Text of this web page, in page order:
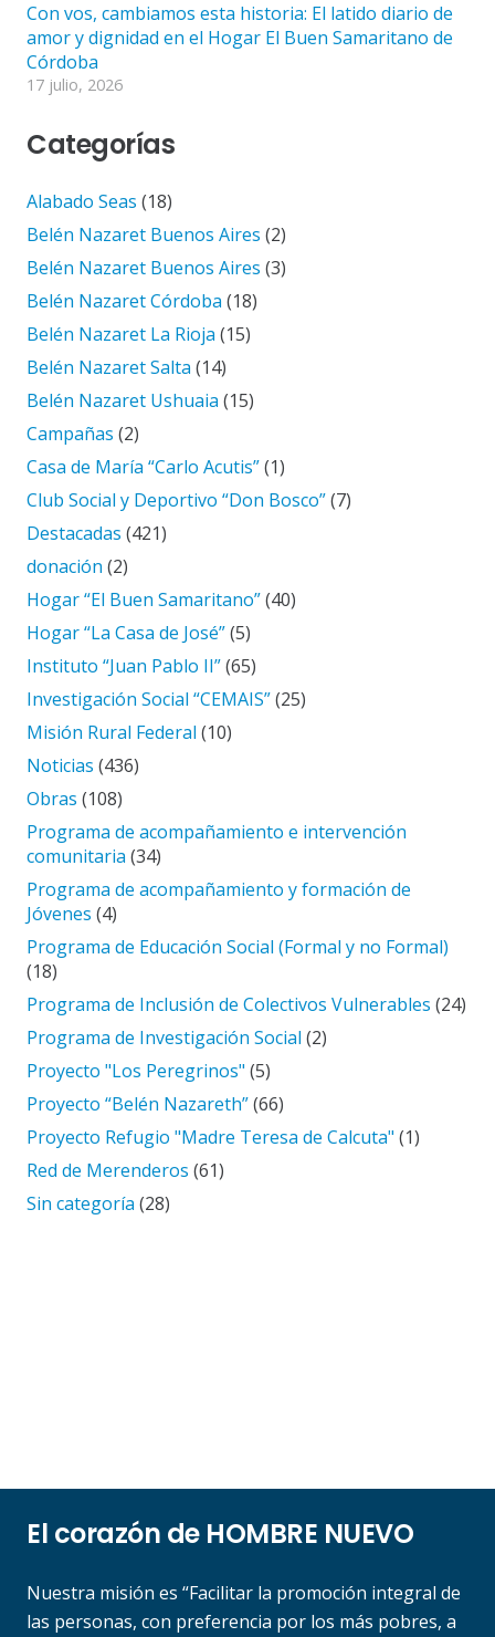
Con vos, cambiamos esta historia: El latido diario de
amor y dignidad en el Hogar El Buen Samaritano de
Córdoba
17 julio, 2026
Categorías
Alabado Seas (18)
Belén Nazaret Buenos Aires (2)
Belén Nazaret Buenos Aires (3)
Belén Nazaret Córdoba (18)
Belén Nazaret La Rioja (15)
Belén Nazaret Salta (14)
Belén Nazaret Ushuaia (15)
Campañas (2)
Casa de María “Carlo Acutis”(1)
Club Social y Deportivo “Don Bosco”(7)
Destacadas (421)
donación (2)
Hogar “El Buen Samaritano”(40)
Hogar “La Casa de José”(5)
Instituto “Juan Pablo II”(65)
Investigación Social “CEMAIS”(25)
Misión Rural Federal (10)
Noticias (436)
Obras (108)
Programa de acompañamiento e intervención
comunitaria (34)
Programa de acompañamiento y formación de
Jóvenes (4)
Programa de Educación Social (Formal y no Formal)
(18)
Programa de Inclusión de Colectivos Vulnerables (24)
Programa de Investigación Social (2)
Proyecto "Los Peregrinos" (5)
Proyecto “Belén Nazareth”(66)
Proyecto Refugio "Madre Teresa de Calcuta" (1)
Red de Merenderos (61)
Sin categoría (28)
El corazón de HOMBRE NUEVO
Nuestra misión es “Facilitar la promoción integral de
las personas, con preferencia por los más pobres, a